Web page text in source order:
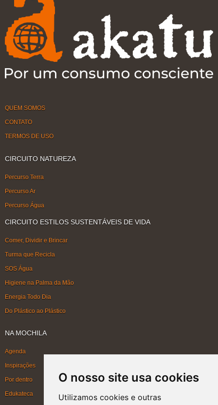
O nosso site usa cookies
Utilizamos cookies e outras
QUEM SOMOS
CONTATO
TERMOS DE USO
CIRCUITO NATUREZA
Percurso Terra
Percurso Ar
Percurso Água
CIRCUITO ESTILOS SUSTENTÁVEIS DE VIDA
Comer, Dividir e Brincar
Turma que Recicla
SOS Água
Higiene na Palma da Mão
Energia Todo Dia
Do Plástico ao Plástico
NA MOCHILA
Agenda
Inspirações
Por dentro
Edukateca